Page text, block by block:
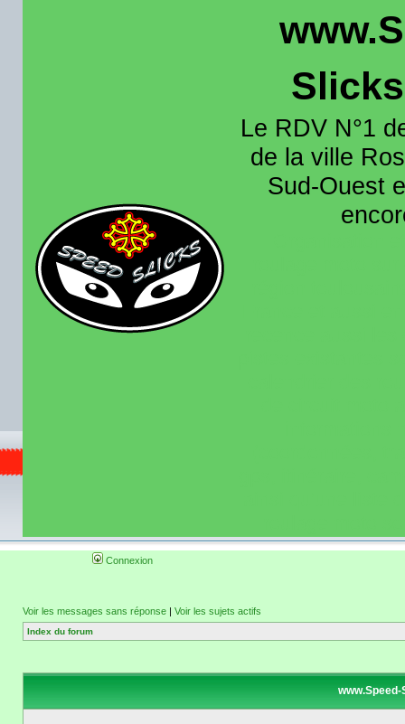
Le RDV N°1
de la ville
Sud-Ouest
Connexion
Voir les messages sans réponse | Voir les sujets actifs
Index du forum